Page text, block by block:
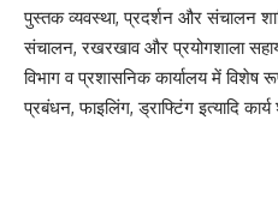
पुस्तक व्यवस्था, प्रदर्शन और संचालन
संचालन, रखरखाव और प्रयोगशाला
विभाग व प्रशासनिक कार्यालय में विशेष
प्रबंधन, फाइलिंग, ड्राफ्टिंग इत्यादि